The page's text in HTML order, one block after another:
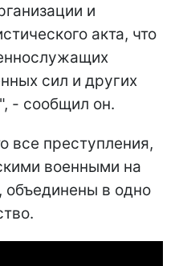
и
акта, что
сил и других
- сообщил он.
все преступления,
военными на
объединены в одно